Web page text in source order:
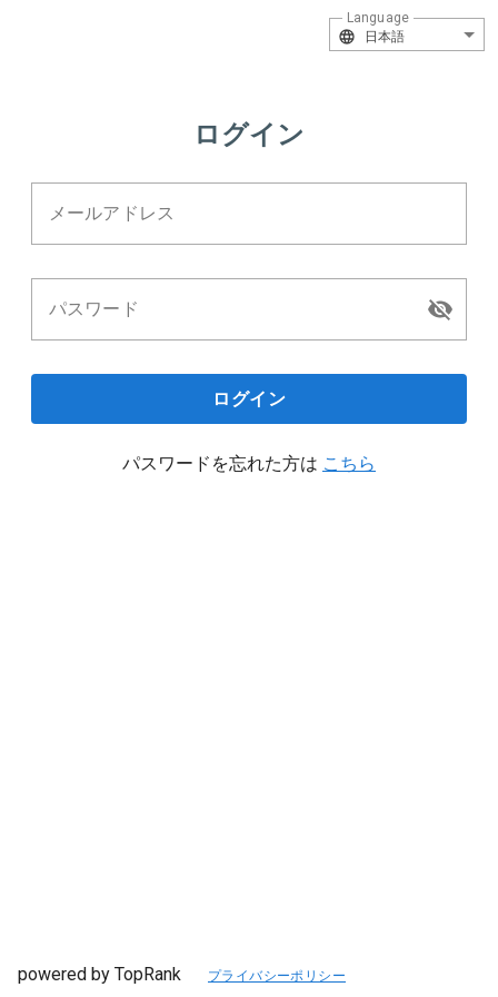
日本語
Language
ログイン
メールアドレス
パスワード
ログイン
パスワードを忘れた方は こちら
powered by TopRank プライバシーポリシー